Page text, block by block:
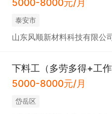
5000-8000元/月
泰安市
山东风顺新材料科技有限公
下料工（多劳多得+工
5000-8000元/月
岱岳区